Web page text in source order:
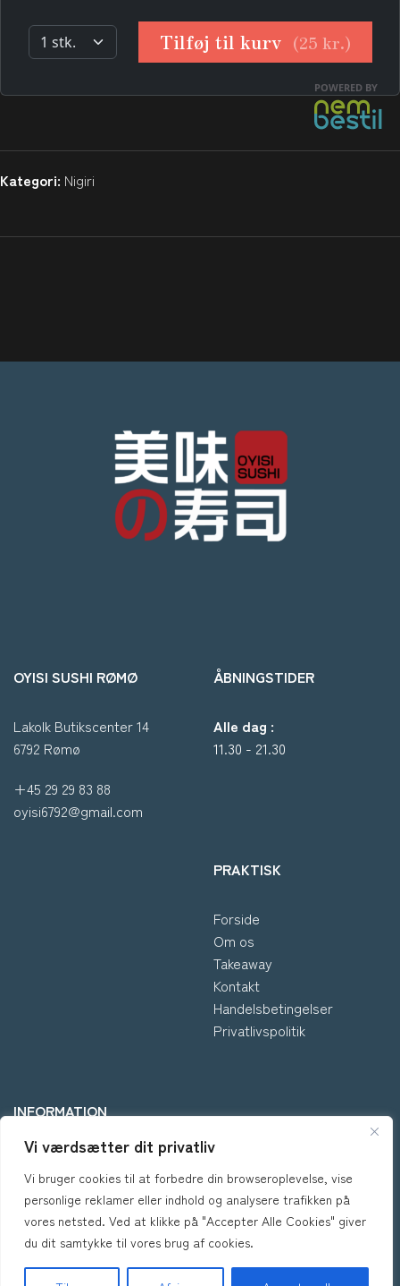
Vi værdsætter dit privatliv
Vi bruger cookies til at forbedre din browseroplevelse, vise
personlige reklamer eller indhold og analysere trafikken på
vores netsted. Ved at klikke på "Accepter Alle Cookies" giver
du dit samtykke til vores brug af cookies.
Kategori: Nigiri
OYISI SUSHI RØMØ
Lakolk Butikscenter 14
6792 Rømø
+45 29 29 83 88
oyisi6792@gmail.com
ÅBNINGSTIDER
Alle dag :
11.30 - 21.30
PRAKTISK
Forside
Om os
Takeaway
Kontakt
Handelsbetingelser
Privatlivspolitik
INFORMATION
spørgsmål vedr. allergene
ingredienser i vores retter.